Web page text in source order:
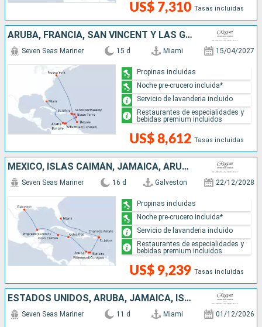
US$ 7,310 Tasas incluidas
ARUBA, FRANCIA, SAN VINCENT Y LAS GRANADINAS, ESTADOS UNIDOS
Seven Seas Mariner 15 d Miami 15/04/2027
US$ 8,612 Tasas incluidas
Propinas incluidas
Noche pre-crucero incluida*
Servicio de lavanderia incluido
Restaurantes de especialidades y
bebidas premium incluidos
MÉXICO, ISLAS CAIMÁN, JAMAICA, ARUBA, ESTADOS UNIDOS
Seven Seas Mariner 16 d Galveston 22/12/2028
US$ 9,239 Tasas incluidas
Propinas incluidas
Noche pre-crucero incluida*
Servicio de lavanderia incluido
Restaurantes de especialidades y
bebidas premium incluidos
ESTADOS UNIDOS, ARUBA, JAMAICA, ISLAS CAIMÁN
Seven Seas Mariner 11 d Miami 01/12/2026